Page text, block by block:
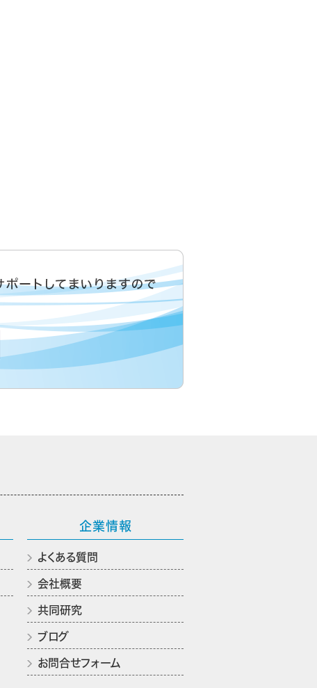
企業情報
よくある質問
会社概要
共同研究
ブログ
お問合せフォーム